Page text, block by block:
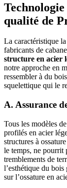
qualité de
La caractéristique
fabricants de
structure en acier
notre approche en
ressembler à du
squelettique qui le
A. Assurance
Tous les modèles
profilés en acier
structures à
le temps, ne pourrit
tremblements de
l’esthétique du
sur l’ossature en